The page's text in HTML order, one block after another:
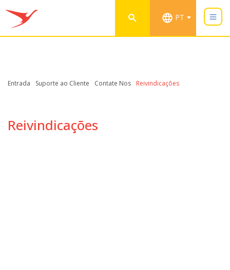
PT
Entrada Suporte ao Cliente Contate Nos Reivindicações
Reivindicações